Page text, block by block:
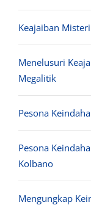
Keajaiban
Menelusuri
Megalitik
Pesona
Pesona
Kolbano
Mengungkap